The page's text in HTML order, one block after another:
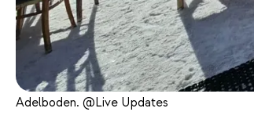
Adelboden. @Live Updates